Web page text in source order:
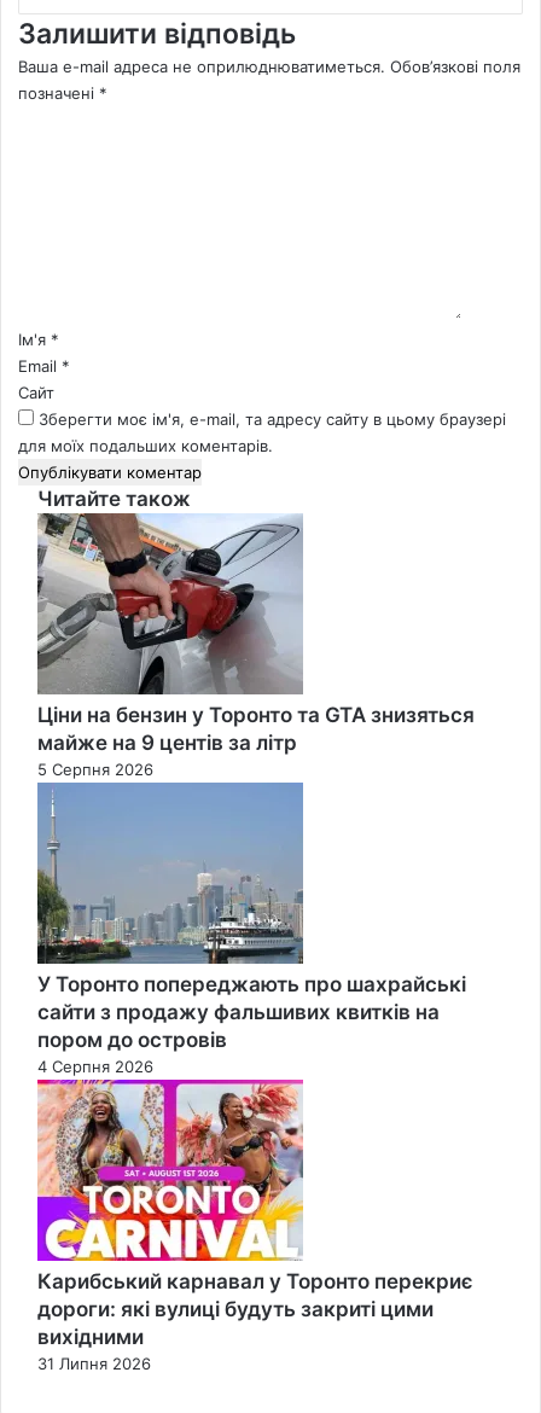
Залишити відповідь
Ваша e-mail адреса не оприлюднюватиметься. Обов’язкові поля
позначені *
*Ім'я *
Email *
Сайт
Зберегти моє ім'я, e-mail, та адресу сайту в цьому браузері
для моїх подальших коментарів.
Читайте також
Close
Ціни на бензин у Торонто та GTA знизяться
майже на 9 центів за літр
5 Серпня 2026
У Торонто попереджають про шахрайські
сайти з продажу фальшивих квитків на
пором до островів
4 Серпня 2026
Карибський карнавал у Торонто перекриє
дороги: які вулиці будуть закриті цими
вихідними
31 Липня 2026